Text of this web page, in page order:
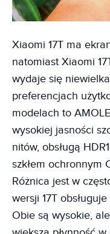
Xiaomi 17T ma
natomiast Xiaomi
wydaje się
preferencjach
modelach to
wysokiej jasności
nitów, obsługą
szkłem ochronnym
Różnica jest w
wersji 17T
Obie są wysokie,